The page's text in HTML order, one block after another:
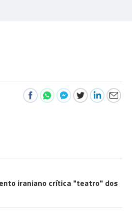
iraniano crítica "teatro" dos